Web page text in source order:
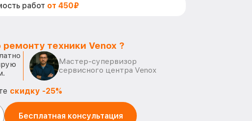
работ от 450₽
техники Venox ?
Мастер-супервизор
сервисного центра Venox
скидку -25%
Бесплатная консультация